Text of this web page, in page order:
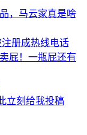
，马云家真是啥
册成热线电话
屁！一瓶屁还有
立刻给我投稿